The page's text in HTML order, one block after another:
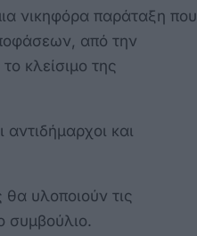
νικηφόρα παράταξη που
από την
κλείσιμο της
και
υλοποιούν τις
συμβούλιο.